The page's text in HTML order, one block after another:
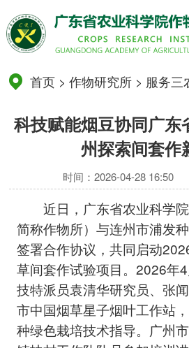
首页 >作物研究所 > 服务三
科技赋能烟豆协同广东
州探索间套作
时间：2026-04-28 16:50
近日，广东省农业科学
简称作物所）与连州市浦发
签署合作协议，共同启动
草间套作试验项目。2026年
技特派员袁清华研究员、张
市中国烟草星子烟叶工作站
种绿色栽培技术指导。广州